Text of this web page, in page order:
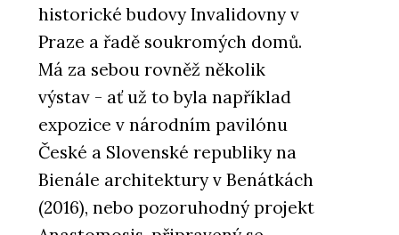
historické budovy Invalidovny v
Praze a řadě soukromých domů.
Má za sebou rovněž několik
výstav - ať už to byla například
expozice v národním pavilónu
České a Slovenské republiky na
Bienále architektury v Benátkách
(2016), nebo pozoruhodný projekt